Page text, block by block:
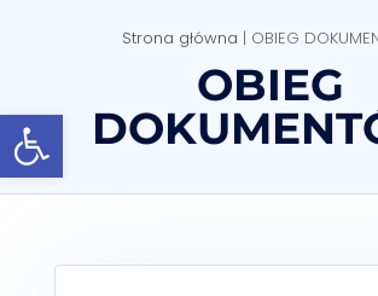
Strona główna | OBIEG
OBIEG
Otwórz pasek narzędzi